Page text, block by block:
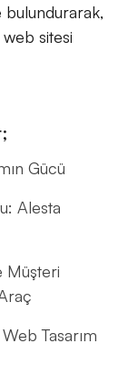
sitesi
Gücü
Alesta
Müşteri
Tasarım